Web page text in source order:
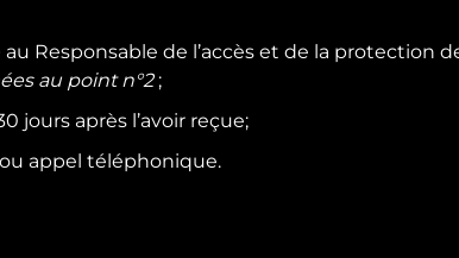
Responsable de l’accès et de la protection
au point n°2;
jours après l’avoir reçue;
appel téléphonique.